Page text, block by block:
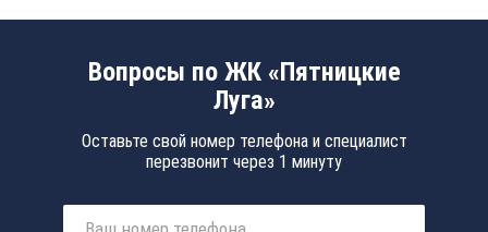
Вопросы по ЖК «Пятницкие
Луга»
Оставьте свой номер телефона и специалист
перезвонит через 1 минуту